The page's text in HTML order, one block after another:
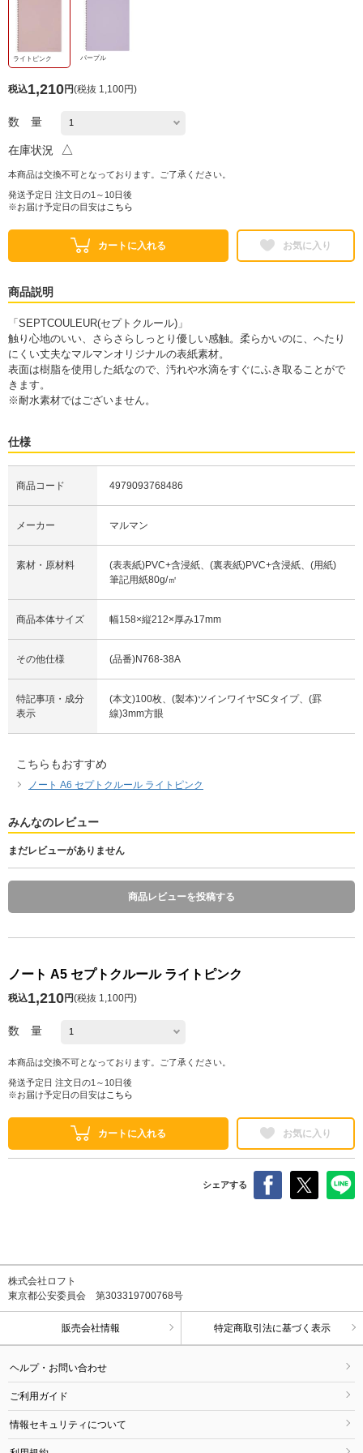
ライトピンク パープル
税込1,210円(税抜 1,100円)
数 量
在庫状況 △
本商品は交換不可となっております。ご了承ください。
発送予定日 注文日の1～10日後
※お届け予定日の目安は こちら
カートに入れる お気に入り
商品説明
「SEPTCOULEUR(セプトクルール)」
触り心地のいい、さらさらしっとり優しい感触。柔らかいのに、へたり
にくい丈夫なマルマンオリジナルの表紙素材。
表面は樹脂を使用した紙なので、汚れや水滴をすぐにふき取ることがで
きます。
※耐水素材ではございません。
仕様
商品コード 4979093768486
メーカー マルマン
素材・原材料
(表表紙)PVC+含浸紙、(裏表紙)PVC+含浸紙、(用紙)
筆記用紙80g/㎡
商品本体サイズ 幅158×縦212×厚み17mm
その他仕様 (品番)N768-38A
特記事項・成分
表示
(本文)100枚、(製本)ツインワイヤSCタイプ、(罫
線)3mm方眼
こちらもおすすめ
ノート A6 セプトクルール ライトピンク
みんなのレビュー
まだレビューがありません
商品レビューを投稿する
ノート A5 セプトクルール ライトピンク
税込1,210円(税抜 1,100円)
数 量
本商品は交換不可となっております。ご了承ください。
発送予定日 注文日の1～10日後
※お届け予定日の目安は こちら
カートに入れる お気に入り
シェアする
株式会社ロフト
東京都公安委員会 第303319700768号
販売会社情報 特定商取引法に基づく表示
ヘルプ・お問い合わせ
ご利用ガイド
情報セキュリティについて